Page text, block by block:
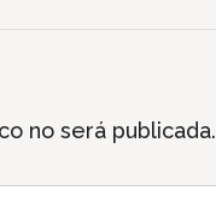
no será publicada.